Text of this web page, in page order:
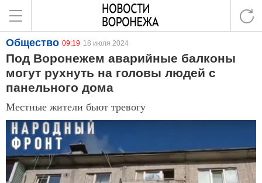
Общество 09:19 18 июля 2024
Под Воронежем аварийные балконы
могут рухнуть на головы людей с
панельного дома
Местные жители бьют тревогу